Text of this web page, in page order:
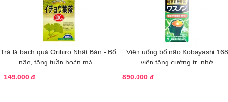
Trà lá bạch quả Orihiro Nhật Bản - Bổ
não, tăng tuần hoàn má...
149.000 đ
Viên uống bổ não Kobayashi 168
viên tăng cường trí nhớ
890.000 đ